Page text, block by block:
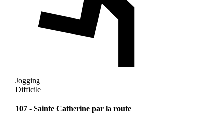
Jogging
Difficile
107 - Sainte Catherine par la route